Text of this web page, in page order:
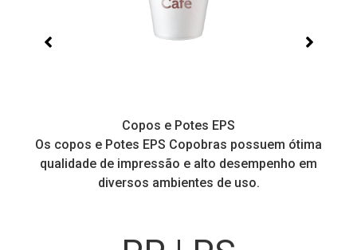
Copos e Potes EPS
Os copos e Potes EPS Copobras possuem ótima
qualidade de impressão e alto desempenho em
diversos ambientes de uso.